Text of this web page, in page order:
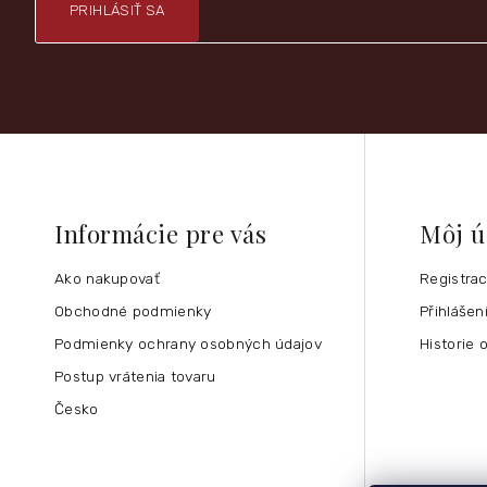
PRIHLÁSIŤ SA
Informácie pre vás
Ako nakupovať
Obchodné podmienky
Podmienky ochrany osobných údajov
Postup vrátenia tovaru
Česko
Môj
Přihlášení
Historie